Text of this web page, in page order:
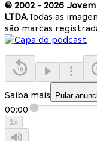
© 2002 - 2026
LTDA.Todas as
são marcas
Saiba mais Pular
00:00
1x